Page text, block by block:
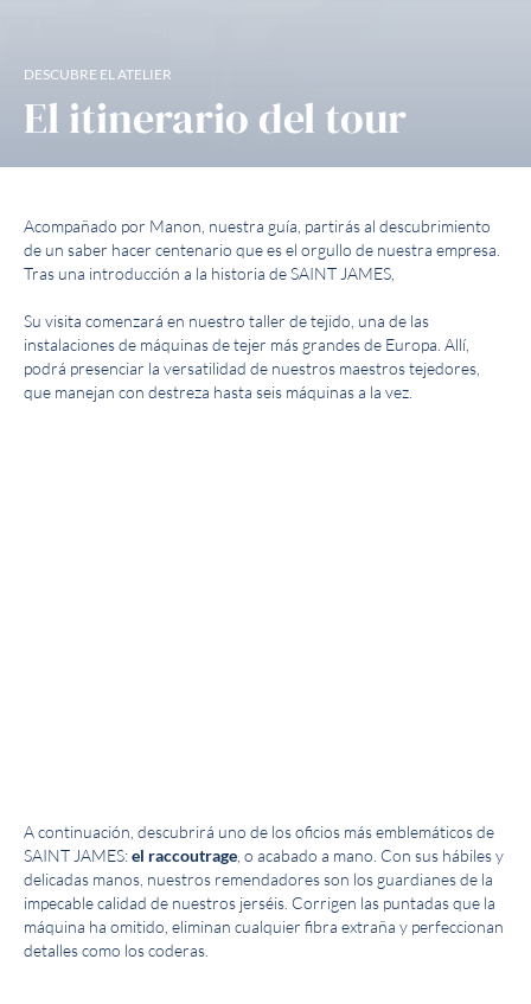
DESCUBRE EL ATELIER
El itinerario del tour
Acompañado por Manon, nuestra guía, partirás al descubrimiento
de un saber hacer centenario que es el orgullo de nuestra empresa.
Tras una introducción a la historia de SAINT JAMES,
Su visita comenzará en nuestro taller de tejido, una de las
instalaciones de máquinas de tejer más grandes de Europa. Allí,
podrá presenciar la versatilidad de nuestros maestros tejedores,
que manejan con destreza hasta seis máquinas a la vez.
A continuación, descubrirá uno de los oficios más emblemáticos de
SAINT JAMES:el raccoutrage, o acabado a mano. Con sus hábiles y
delicadas manos, nuestros remendadores son los guardianes de la
impecable calidad de nuestros jerséis. Corrigen las puntadas que la
máquina ha omitido, eliminan cualquier fibra extraña y perfeccionan
detalles como los coderas.